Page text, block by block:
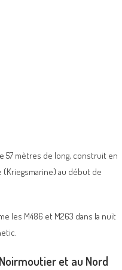
57 mètres de long, construit en
(Kriegsmarine) au début de
les M486 et M263 dans la nuit
et au Nord